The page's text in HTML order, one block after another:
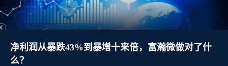
净利润从暴跌43%到暴增十来倍，富瀚微做对了什
么？